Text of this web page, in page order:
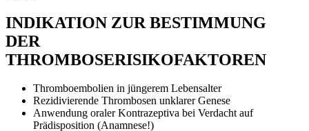
INDIKATION ZUR BESTIMMUNG
DER
THROMBOSERISIKOFAKTOREN
Thromboembolien in jüngerem Lebensalter
Rezidivierende Thrombosen unklarer Genese
Anwendung oraler Kontrazeptiva bei Verdacht auf
Prädisposition (Anamnese!)